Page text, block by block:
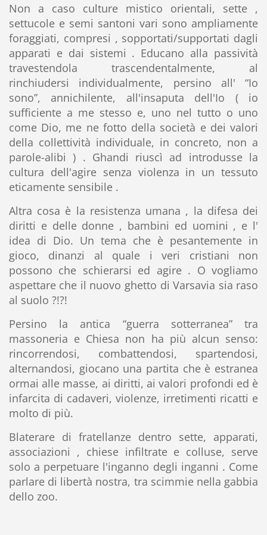
Non a caso culture mistico orientali, sette ,
settucole e semi santoni vari sono ampliamente
foraggiati, compresi , sopportati/supportati dagli
apparati e dai sistemi . Educano alla passività
travestendola trascendentalmente, al
rinchiudersi individualmente, persino all' “Io
sono”, annichilente, all'insaputa dell'Io ( io
sufficiente a me stesso e, uno nel tutto o uno
come Dio, me ne fotto della società e dei valori
della collettività individuale, in concreto, non a
parole-alibi ) . Ghandi riuscì ad introdusse la
cultura dell'agire senza violenza in un tessuto
eticamente sensibile .
Altra cosa è la resistenza umana , la difesa dei
diritti e delle donne , bambini ed uomini , e l'
idea di Dio. Un tema che è pesantemente in
gioco, dinanzi al quale i veri cristiani non
possono che schierarsi ed agire . O vogliamo
aspettare che il nuovo ghetto di Varsavia sia raso
al suolo ?!?!
Persino la antica “guerra sotterranea” tra
massoneria e Chiesa non ha più alcun senso:
rincorrendosi, combattendosi, spartendosi,
alternandosi, giocano una partita che è estranea
ormai alle masse, ai diritti, ai valori profondi ed è
infarcita di cadaveri, violenze, irretimenti ricatti e
molto di più.
Blaterare di fratellanze dentro sette, apparati,
associazioni , chiese infiltrate e colluse, serve
solo a perpetuare l'inganno degli inganni . Come
parlare di libertà nostra, tra scimmie nella gabbia
dello zoo.